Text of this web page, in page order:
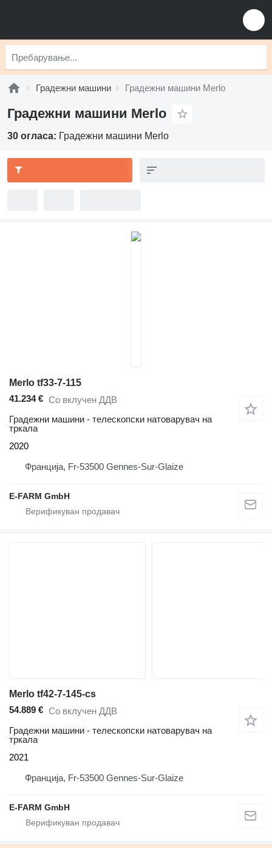
Градежни машини Градежни машини Merlo
Градежни машини Merlo
30 огласа: Градежни машини Merlo
Merlo tf33-7-115
41.234 € Со вклучен ДДВ
Градежни машини - телескопски натоварувач на
тркала
2020
Франција, Fr-53500 Gennes-Sur-Glaize
E-FARM GmbH
Merlo tf42-7-145-cs
54.889 € Со вклучен ДДВ
Градежни машини - телескопски натоварувач на
тркала
2021
Франција, Fr-53500 Gennes-Sur-Glaize
E-FARM GmbH